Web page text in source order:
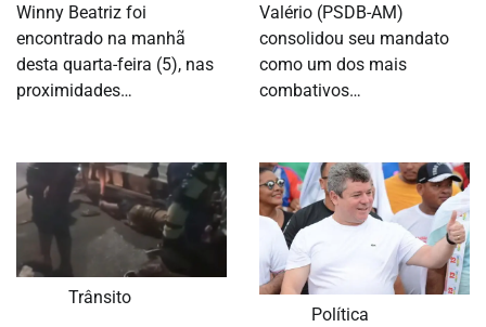
Winny Beatriz foi
encontrado na manhã
desta quarta-feira (5), nas
proximidades…
Valério (PSDB-AM)
consolidou seu mandato
como um dos mais
combativos…
Trânsito
Política